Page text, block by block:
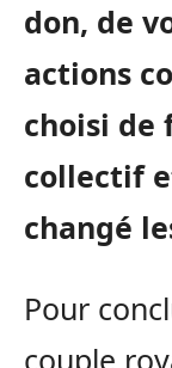
don, de
actions
choisi de
collectif
changé
Pour